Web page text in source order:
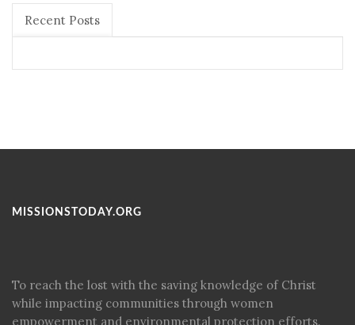
Recent Posts
MISSIONSTODAY.ORG
To reach the lost with the saving knowledge of Christ
while impacting communities through women
empowerment and environmental protection efforts.